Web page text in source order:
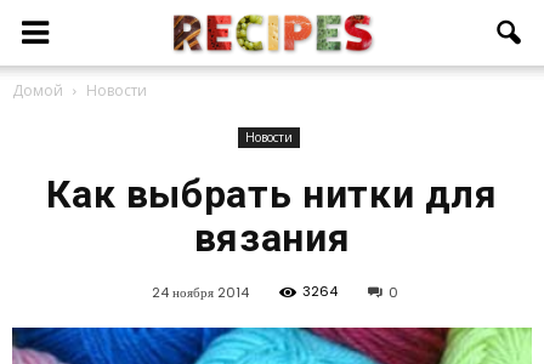
Домой Новости
Новости
Как выбрать нитки для
вязания
24 ноября 2014 3264 0